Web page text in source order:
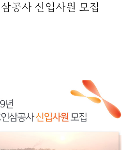
공사 신입사원 모집